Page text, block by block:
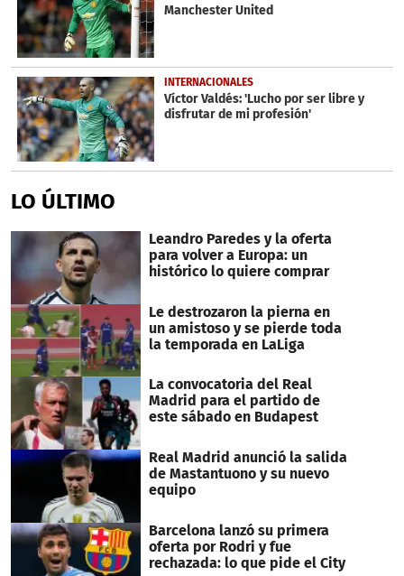
Manchester United
INTERNACIONALES
Víctor Valdés: 'Lucho por ser libre y
disfrutar de mi profesión'
LO ÚLTIMO
Leandro Paredes y la oferta
para volver a Europa: un
histórico lo quiere comprar
Le destrozaron la pierna en
un amistoso y se pierde toda
la temporada en LaLiga
La convocatoria del Real
Madrid para el partido de
este sábado en Budapest
Real Madrid anunció la salida
de Mastantuono y su nuevo
equipo
Barcelona lanzó su primera
oferta por Rodri y fue
rechazada: lo que pide el City